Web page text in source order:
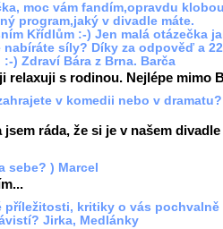
moc vám fandím,opravdu
program,jaký v divadle máte.
Křídlům :-) Jen malá otázečka
síly? Díky za odpověď a
) Zdraví Bára z Brna. Barča
relaxuji s rodinou. Nejlépe mimo
v komedii nebo v
jsem ráda, že si je v našem
sebe? ) Marcel
příležitosti, kritiky o vás pochvalně
Jirka, Medlánky